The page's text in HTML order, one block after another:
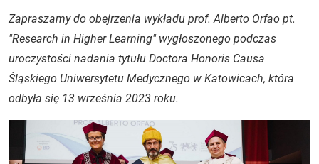
Zapraszamy do obejrzenia wykładu prof. Alberto Orfao pt.
"Research in Higher Learning" wygłoszonego podczas
uroczystości nadania tytułu Doctora Honoris Causa
Śląskiego Uniwersytetu Medycznego w Katowicach, która
odbyła się 13 września 2023 roku.